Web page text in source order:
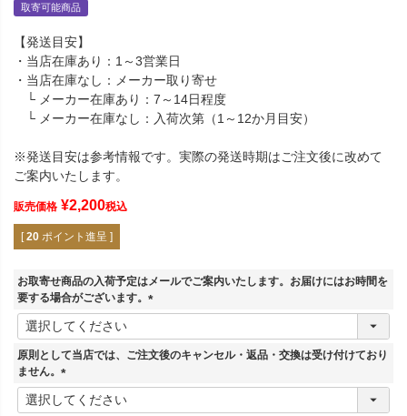
取寄可能商品
【発送目安】
・当店在庫あり：1～3営業日
・当店在庫なし：メーカー取り寄せ
└ メーカー在庫あり：7～14日程度
└ メーカー在庫なし：入荷次第（1～12か月目安）
※発送目安は参考情報です。実際の発送時期はご注文後に改めて
ご案内いたします。
販売価格 ¥2,200税込
[ 20 ポイント進呈 ]
お取寄せ商品の入荷予定はメールでご案内いたします。お届けにはお時間を
要する場合がございます。
(
須
原則として当店では、ご注文後のキャンセル・返品・交換は受け付けており
ません。
(
必